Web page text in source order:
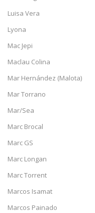
Luisa Vera
Lyona
Mac Jepi
Maclau Colina
Mar Hernández (Malota)
Mar Torrano
Mar/Sea
Marc Brocal
Marc GS
Marc Longan
Marc Torrent
Marcos Isamat
Marcos Painado